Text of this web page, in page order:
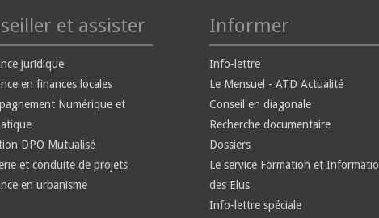
et assister
juridique
en finances locales
Numérique et
DPO Mutualisé
et conduite de projets
en urbanisme
Informer
Info-lettre
Le Mensuel - ATD Actualité
Conseil en diagonale
Recherche documentaire
Dossiers
Le service Formation et
des Elus
Info-lettre spéciale